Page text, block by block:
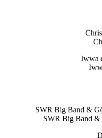
SWR Big Band &